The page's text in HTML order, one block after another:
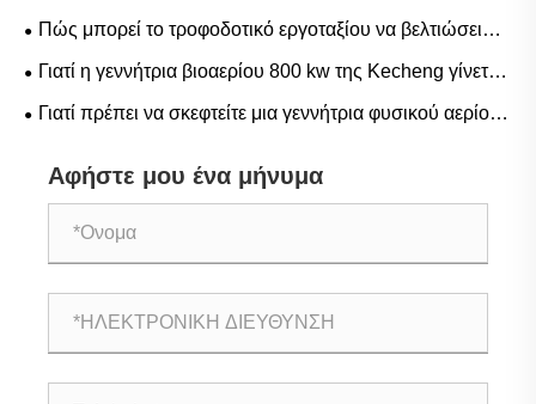
περιττωμάτων να φέρει επανάσταση στις λύσεις βιώσιμης
Πώς μπορεί το τροφοδοτικό εργοταξίου να βελτιώσει
την ασφάλεια και την απόδοση σε σύγχρονα έργα
Γιατί η γεννήτρια βιοαερίου 800 kw της Kecheng γίνεται
η καλύτερη λύση για τη βιώσιμη ενέργεια
Γιατί πρέπει να σκεφτείτε μια γεννήτρια φυσικού αερίου
Αφήστε μου ένα μήνυμα